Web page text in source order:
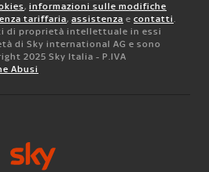
, informazioni sulle modifiche
tariffaria, assistenza e contatti.
di proprietà intellettuale in essi
di Sky international AG e sono
2025 Sky Italia - P.IVA
Abusi